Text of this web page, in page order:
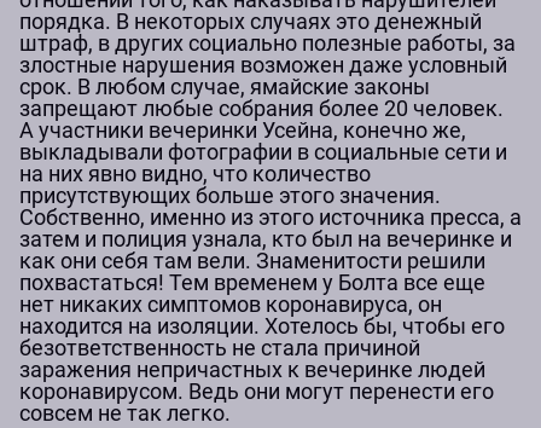
порядка. В некоторых случаях это денежный
штраф, в других социально полезные работы, за
злостные нарушения возможен даже условный
срок. В любом случае, ямайские законы
запрещают любые собрания более 20 человек.
А участники вечеринки Усейна, конечно же,
выкладывали фотографии в социальные сети и
на них явно видно, что количество
присутствующих больше этого значения.
Собственно, именно из этого источника пресса, а
затем и полиция узнала, кто был на вечеринке и
как они себя там вели. Знаменитости решили
похвастаться! Тем временем у Болта все еще
нет никаких симптомов коронавируса, он
находится на изоляции. Хотелось бы, чтобы его
безответственность не стала причиной
заражения непричастных к вечеринке людей
коронавирусом. Ведь они могут перенести его
совсем не так легко.